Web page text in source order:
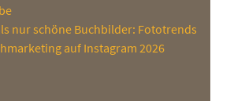
nur schöne Buchbilder: Fototrends
auf Instagram 2026